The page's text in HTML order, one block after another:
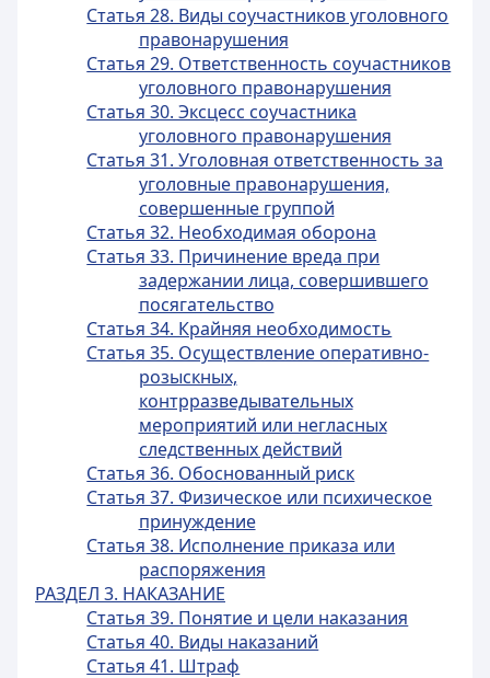
Статья 28. Виды соучастников уголовного
правонарушения
Статья 29. Ответственность соучастников
уголовного правонарушения
Статья 30. Эксцесс соучастника
уголовного правонарушения
Статья 31. Уголовная ответственность за
уголовные правонарушения,
совершенные группой
Статья 32. Необходимая оборона
Статья 33. Причинение вреда при
задержании лица, совершившего
посягательство
Статья 34. Крайняя необходимость
Статья 35. Осуществление оперативно-
розыскных,
контрразведывательных
мероприятий или негласных
следственных действий
Статья 36. Обоснованный риск
Статья 37. Физическое или психическое
принуждение
Статья 38. Исполнение приказа или
распоряжения
РАЗДЕЛ 3. НАКАЗАНИЕ
Статья 39. Понятие и цели наказания
Статья 40. Виды наказаний
Статья 41. Штраф